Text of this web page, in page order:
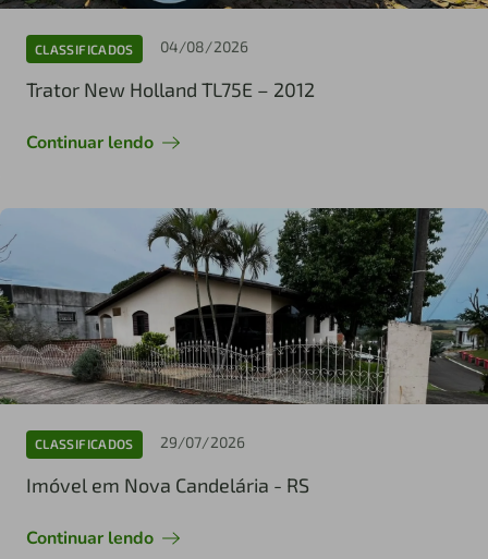
CLASSIFICADOS 04/08/2026
Trator New Holland TL75E – 2012
Continuar lendo
CLASSIFICADOS 29/07/2026
Imóvel em Nova Candelária - RS
Continuar lendo